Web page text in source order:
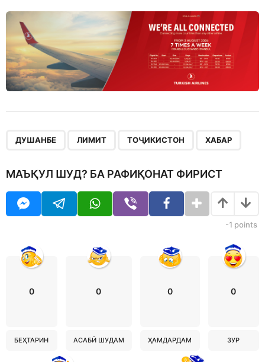
ДУШАНБЕ ЛИМИТ ТОҶИКИСТОН ХАБАР
МАЪҚУЛ ШУД? БА РАФИҚОНАТ ФИРИСТ
-1 points
0
БЕҲТАРИН
0
АСАБӢ ШУДАМ
0
ҲАМДАРДАМ
0
ЗУР